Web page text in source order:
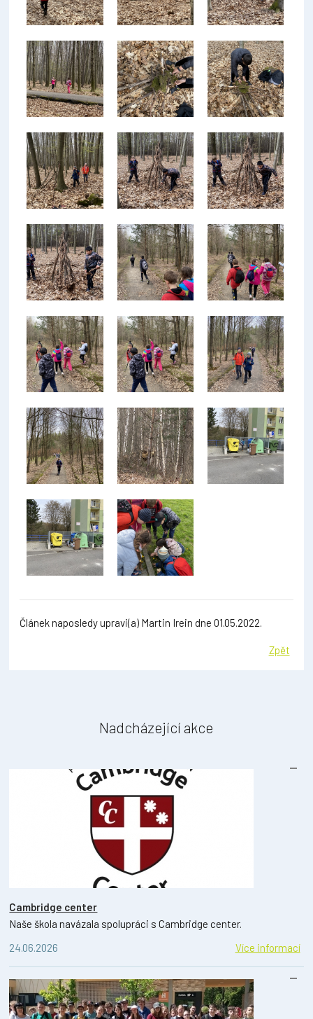
Článek naposledy upravi(a) Martin Irein dne 01.05.2022.
Zpět
Nadcházející akce
Cambridge center
Naše škola navázala spolupráci s Cambridge center.
24.06.2026
Více informací